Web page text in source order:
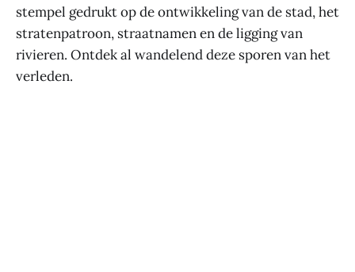
stempel gedrukt op de ontwikkeling van de stad, het
stratenpatroon, straatnamen en de ligging van
rivieren. Ontdek al wandelend deze sporen van het
verleden.